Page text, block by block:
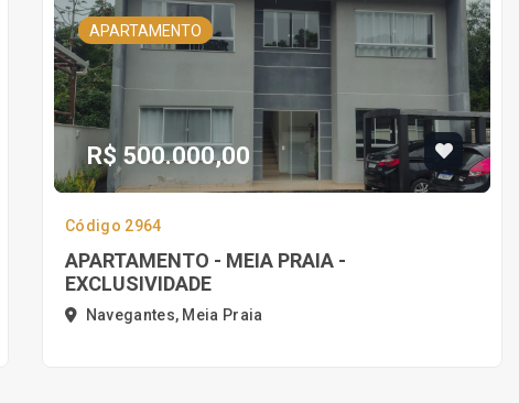
APARTAMENTO
R$ 500.000,00
Código 2964
APARTAMENTO - MEIA PRAIA -
EXCLUSIVIDADE
Navegantes, Meia Praia